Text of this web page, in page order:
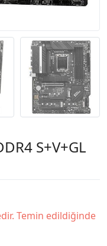
S+V+GL
Temin edildiğinde